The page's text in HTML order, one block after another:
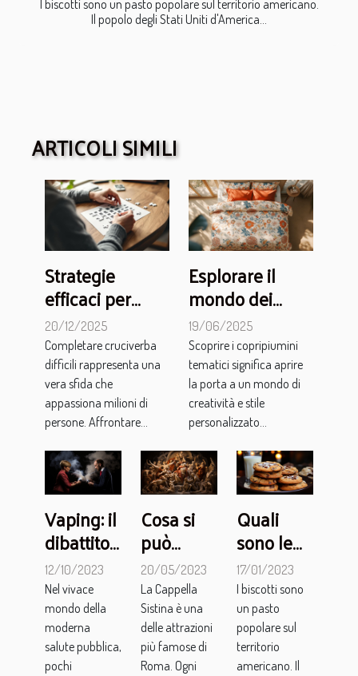
I biscotti sono un pasto popolare sul territorio americano.
Il popolo degli Stati Uniti d'America...
ARTICOLI SIMILI
Strategie
efficaci per
completare
cruciverba
difficili
20/12/2025
Completare cruciverba
difficili rappresenta una
vera sfida che
appassiona milioni di
persone. Affrontare...
Esplorare il
mondo dei
copripiumini
tematici per
sogni unici
19/06/2025
Scoprire i copripiumini
tematici significa aprire
la porta a un mondo di
creatività e stile
personalizzato...
Vaping: il
dibattito
tra
esperti,
politici e
pubblico
12/10/2023
Nel vivace
mondo della
moderna
salute pubblica,
pochi
Cosa si
può
visitare
nella
Cappella
Sistina a
Roma ?
20/05/2023
La Cappella
Sistina è una
delle attrazioni
più famose di
Roma. Ogni
Quali
sono le
migliori
ricette di
biscotti?
17/01/2023
I biscotti sono
un pasto
popolare sul
territorio
americano. Il